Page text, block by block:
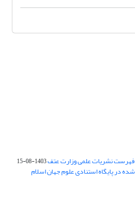
نشریات علمی وزارت عتف1403-08-15
در پایگاه استنادی علوم جهان اسلام